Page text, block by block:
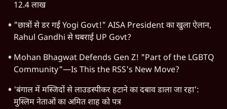
12.4 लाख
"छात्रों से डर गई Yogi Govt!" AISA President का खुला ऐलान,
Rahul Gandhi से घबराई UP Govt?
Mohan Bhagwat Defends Gen Z! "Part of the LGBTQ
Community"—Is This the RSS's New Move?
'बंगाल में मस्जिदों से लाउडस्पीकर हटाने का दबाव डाला जा रहा':
मुस्लिम नेताओं का अमित शाह को पत्र